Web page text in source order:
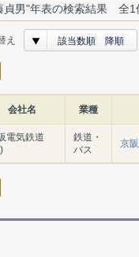
貞男"年表の検索結果 全
え 該当数順 降順
会社名 業種
電気鉄道
鉄道・
バス
京